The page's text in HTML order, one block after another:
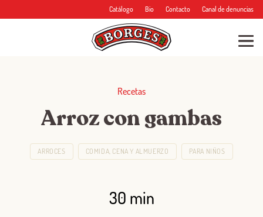
Catálogo Bio Contacto Canal de denuncias
Recetas
Arroz con gambas
ARROCES COMIDA, CENA Y ALMUERZO PARA NIÑOS
30 min